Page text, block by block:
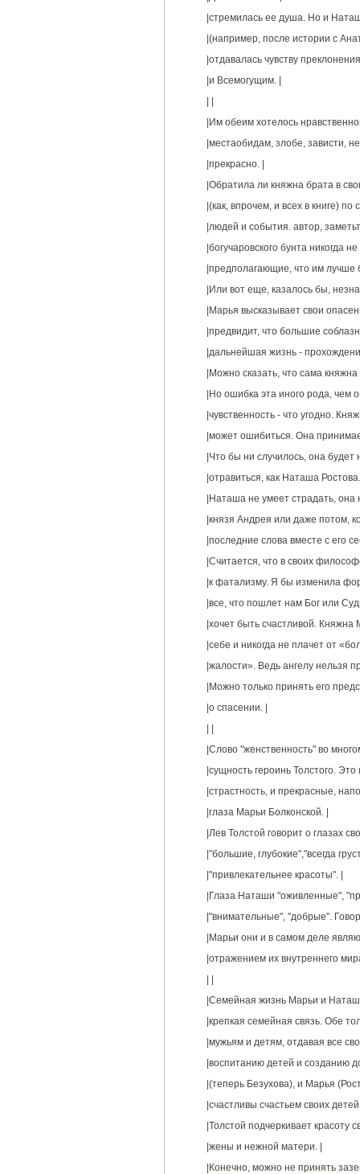
|стремилась ее душа. Но и
|(например, после истории с
|отдавалась чувству
|и Всемогущим. |
|Им обеим хотелось
|местаобидам, злобе, зависти,
|прекрасно. |
|Обратила ли княжна брата в
|(как, впрочем, и всех в книге)
|людей и события. автор,
|богучаровского бунта никогда
|предполагающие, что им лучше
|Или вот еще, казалось бы,
|Марья высказывает свои
|предвидит, что большие
|дальнейшая жизнь -
|Можно сказать, что сама
|Но ошибка эта иного рода,
|чувственность - что угодно.
|может ошибиться. Она
|Что бы ни случилось, она будет
|отравиться, как Наташа
|Наташа не умеет страдать,
|князя Андрея или даже потом,
|последние слова вместе с его
|Считается, что в своих
|к фатализму. Я бы изменила
|все, что пошлет нам Бог или
|хочет быть счастливой.
|себе и никогда не плачет от
|жалости». Ведь ангелу нельзя
|Можно только принять его
|о спасении. |
|Слово "женственность" во
|сущность героинь Толстого.
|страстность, и прекрасные,
|глаза Марьи Болконской. |
|Лев Толстой говорит о глазах
|"большие, глубокие","всегда
|"привлекательнее красоты". |
|Глаза Наташи "оживленные",
|"внимательные", "добрые".
|Марьи они и в самом деле
|отражением их внутреннего
|Семейная жизнь Марьи и
|крепкая семейная связь. Обе
|мужьям и детям, отдавая все
|воспитанию детей и созданию
|(теперь Безухова), и Марья
|счастливы счастьем своих
|Толстой подчеркивает красоту
|жены и нежной матери. |
|Конечно, можно не принять